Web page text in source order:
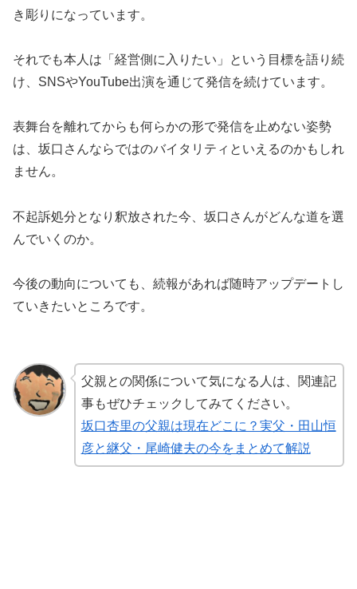
き彫りになっています。
それでも本人は「経営側に入りたい」という目標を語り続
け、SNSやYouTube出演を通じて発信を続けています。
表舞台を離れてからも何らかの形で発信を止めない姿勢
は、坂口さんならではのバイタリティといえるのかもしれ
ません。
不起訴処分となり釈放された今、坂口さんがどんな道を選
んでいくのか。
今後の動向についても、続報があれば随時アップデートし
ていきたいところです。
父親との関係について気になる人は、関連記
事もぜひチェックしてみてください。
坂口杏里の父親は現在どこに？実父・田山恒
彦と継父・尾崎健夫の今をまとめて解説